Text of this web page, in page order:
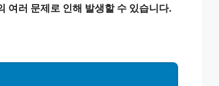
여러 문제로 인해 발생할 수 있습니다.